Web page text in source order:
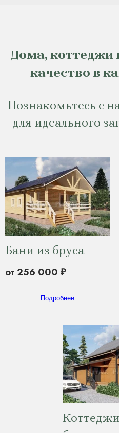
Дома, коттеджи
качество в
Познакомьтесь с
для идеального
Бани из бруса
от 256 000 ₽
Подробнее